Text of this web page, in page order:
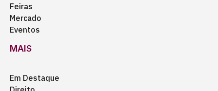
Feiras
Mercado
Eventos
MAIS
Em Destaque